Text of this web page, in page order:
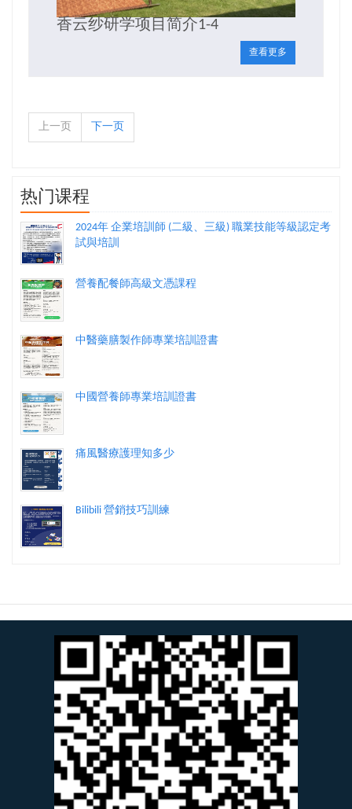
香云纱研学项目简介1-4
查看更多
上一页 下一页
热门课程
2024年 企業培訓師 (二級、三級) 職業技能等級認定考
試與培訓
營養配餐師高級文憑課程
中醫藥膳製作師專業培訓證書
中國營養師專業培訓證書
痛風醫療護理知多少
Bilibili 營銷技巧訓練